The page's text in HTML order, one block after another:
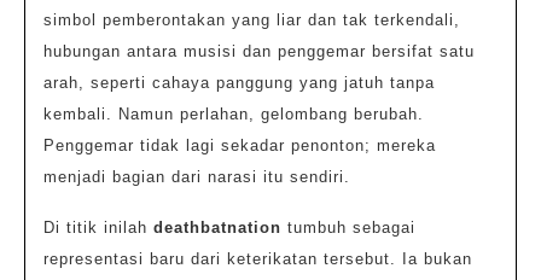
simbol pemberontakan yang liar dan tak terkendali,
hubungan antara musisi dan penggemar bersifat satu
arah, seperti cahaya panggung yang jatuh tanpa
kembali. Namun perlahan, gelombang berubah.
Penggemar tidak lagi sekadar penonton; mereka
menjadi bagian dari narasi itu sendiri.
Di titik inilah deathbatnation tumbuh sebagai
representasi baru dari keterikatan tersebut. Ia bukan